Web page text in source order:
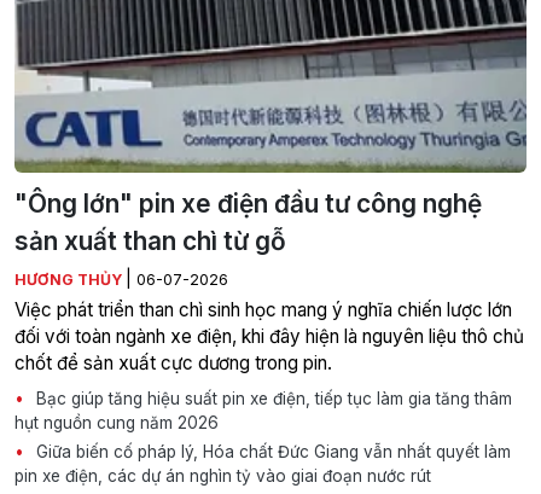
"Ông lớn" pin xe điện đầu tư công nghệ
sản xuất than chì từ gỗ
HƯƠNG THỦY 06-07-2026
Việc phát triển than chì sinh học mang ý nghĩa chiến lược lớn
đối với toàn ngành xe điện, khi đây hiện là nguyên liệu thô chủ
chốt để sản xuất cực dương trong pin.
Bạc giúp tăng hiệu suất pin xe điện, tiếp tục làm gia tăng thâm
hụt nguồn cung năm 2026
Giữa biến cố pháp lý, Hóa chất Đức Giang vẫn nhất quyết làm
pin xe điện, các dự án nghìn tỷ vào giai đoạn nước rút